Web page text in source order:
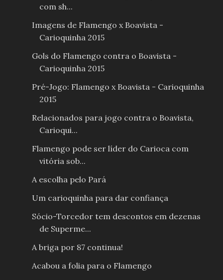
com sh...
Imagens de Flamengo x Boavista -
Carioquinha 2015
Gols do Flamengo contra o Boavista -
Carioquinha 2015
Pré-Jogo: Flamengo x Boavista - Carioquinha
2015
Relacionados para jogo contra o Boavista,
Carioqui...
Flamengo pode ser líder do Carioca com
vitória sob...
A escolha pelo Pará
Um carioquinha para dar confiança
Sócio-Torcedor tem descontos em dezenas
de Superme...
A briga por 87 continua!
Acabou a folia para o Flamengo